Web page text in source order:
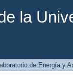
la
de Energía y